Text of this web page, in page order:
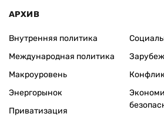
АРХИВ
Внутренняя политика
Международная политика
Макроуровень
Энергорынок
Приватизация